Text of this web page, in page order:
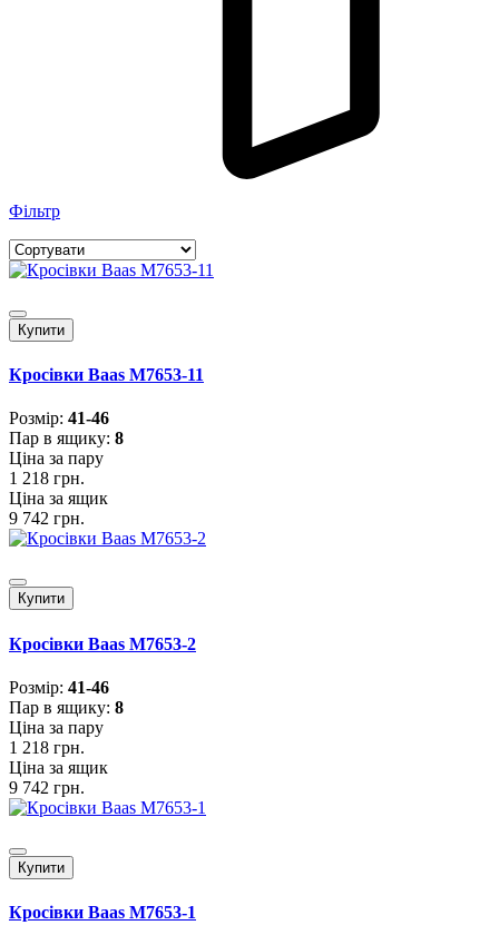
Фільтр
Купити
Кросівки Baas M7653-11
Розмiр: 41-46
Пар в ящику: 8
Ціна за пару
1 218 грн.
Ціна за ящик
9 742 грн.
Купити
Кросівки Baas M7653-2
Розмiр: 41-46
Пар в ящику: 8
Ціна за пару
1 218 грн.
Ціна за ящик
9 742 грн.
Купити
Кросівки Baas M7653-1